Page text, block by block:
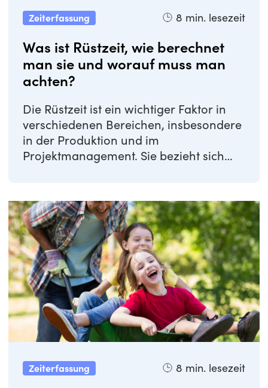
Zeiterfassung 8 min. lesezeit
Was ist Rüstzeit, wie berechnet
man sie und worauf muss man
achten?
Die Rüstzeit ist ein wichtiger Faktor in
verschiedenen Bereichen, insbesondere
in der Produktion und im
Projektmanagement. Sie bezieht sich
Zeiterfassung 8 min. lesezeit